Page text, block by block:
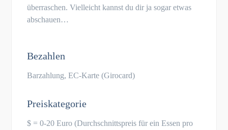
überraschen. Vielleicht kannst du dir ja sogar etwas
abschauen…
Bezahlen
Barzahlung, EC-Karte (Girocard)
Preiskategorie
$ = 0-20 Euro (Durchschnittspreis für ein Essen pro